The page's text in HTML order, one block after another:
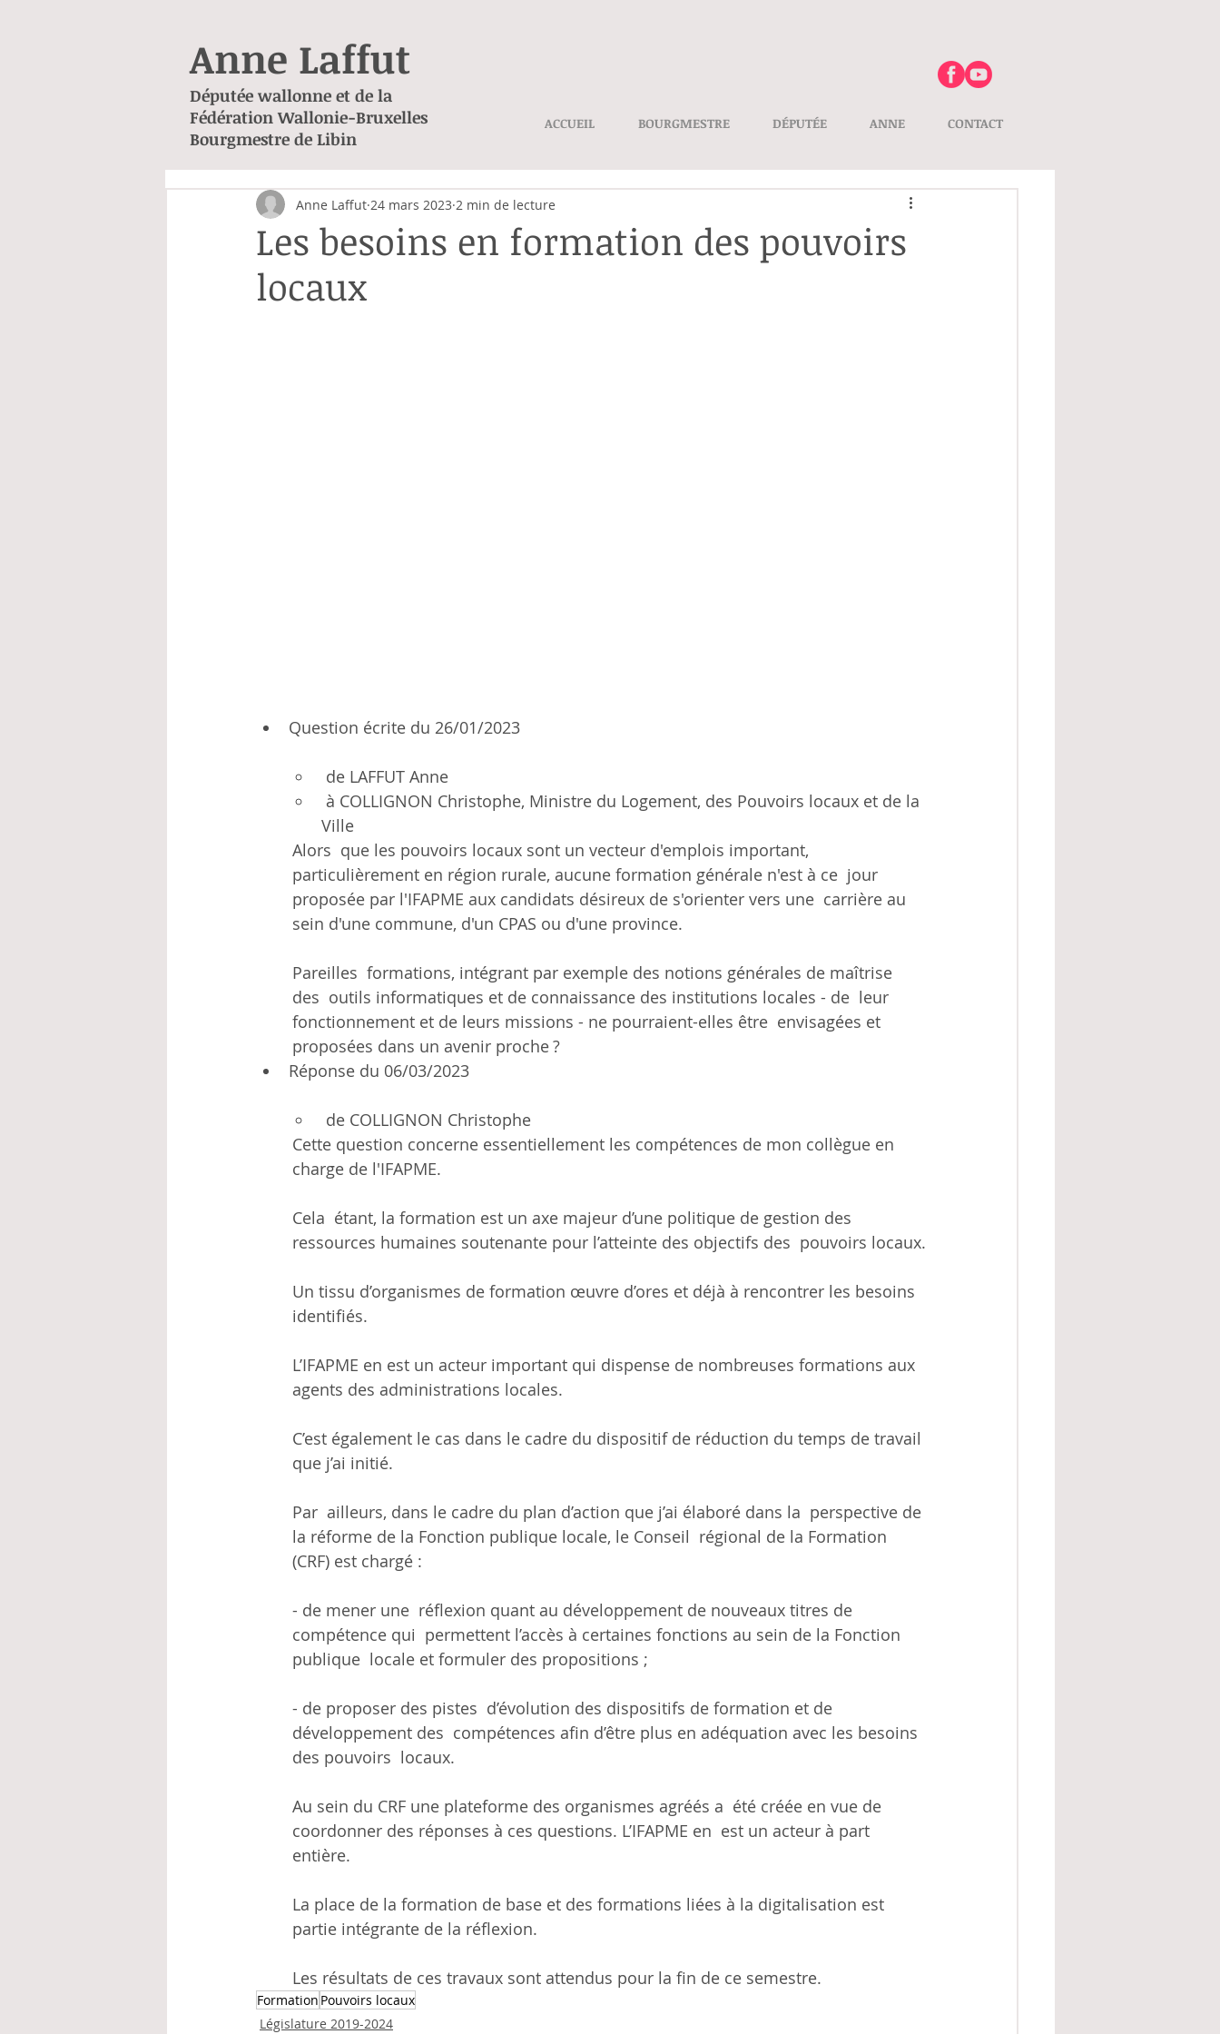
Anne Laffut
Députée wallonne et de la
Fédération Wallonie-Bruxelles
Bourgmestre de Libin
ACCUEIL BOURGMESTRE DÉPUTÉE ANNE CONTACT
Les besoins en formation des pouvoirs
locaux
Anne Laffut 24 mars 2023 2 min de lecture
Question écrite du 26/01/2023
de LAFFUT Anne
Ville
Alors  que les pouvoirs locaux sont un vecteur d'emplois important,
particulièrement en région rurale, aucune formation générale n'est à ce  jour
proposée par l'IFAPME aux candidats désireux de s'orienter vers une  carrière au
sein d'une commune, d'un CPAS ou d'une province.
Pareilles  formations, intégrant par exemple des notions générales de maîtrise
des  outils informatiques et de connaissance des institutions locales - de  leur
fonctionnement et de leurs missions - ne pourraient-elles être  envisagées et
proposées dans un avenir proche ?
Réponse du 06/03/2023
de COLLIGNON Christophe
Cette question concerne essentiellement les compétences de mon collègue en
charge de l'IFAPME.
Cela  étant, la formation est un axe majeur d’une politique de gestion des
ressources humaines soutenante pour l’atteinte des objectifs des  pouvoirs locaux.
Un tissu d’organismes de formation œuvre d’ores et déjà à rencontrer les besoins
identifiés.
L’IFAPME en est un acteur important qui dispense de nombreuses formations aux
agents des administrations locales.
C’est également le cas dans le cadre du dispositif de réduction du temps de travail
que j’ai initié.
Par  ailleurs, dans le cadre du plan d’action que j’ai élaboré dans la  perspective de
la réforme de la Fonction publique locale, le Conseil  régional de la Formation
(CRF) est chargé :
- de mener une  réflexion quant au développement de nouveaux titres de
compétence qui  permettent l’accès à certaines fonctions au sein de la Fonction
publique  locale et formuler des propositions ;
- de proposer des pistes  d’évolution des dispositifs de formation et de
développement des  compétences afin d’être plus en adéquation avec les besoins
des pouvoirs  locaux.
Au sein du CRF une plateforme des organismes agréés a  été créée en vue de
coordonner des réponses à ces questions. L’IFAPME en  est un acteur à part
entière.
La place de la formation de base et des formations liées à la digitalisation est
partie intégrante de la réflexion.
Les résultats de ces travaux sont attendus pour la fin de ce semestre.
Formation Pouvoirs locaux
Législature 2019-2024